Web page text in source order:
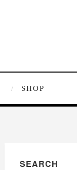
SHOP
SEARCH